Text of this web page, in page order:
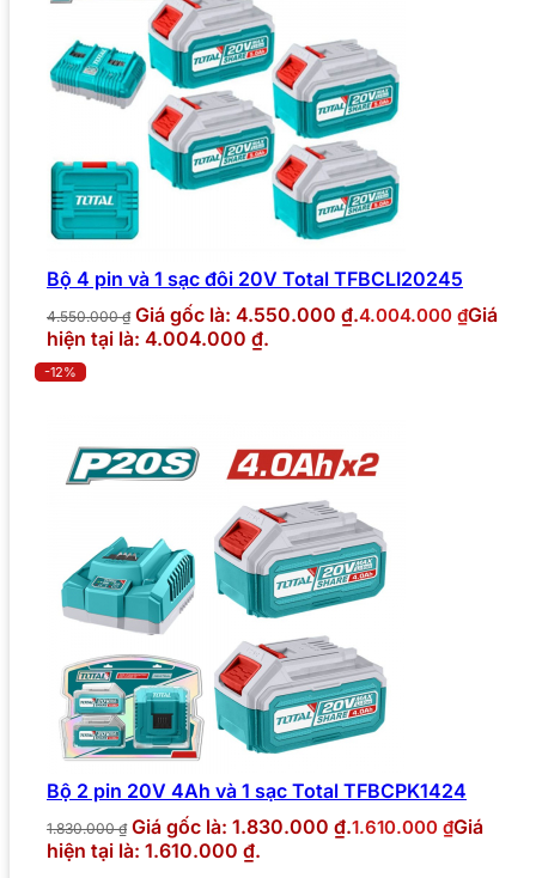
Bộ 4 pin và 1 sạc đôi 20V Total TFBCLI20245
4.550.000₫ Giá gốc là: 4.550.000 ₫.4.004.000 ₫Giá
hiện tại là: 4.004.000 ₫.
-12%
Bộ 2 pin 20V 4Ah và 1 sạc Total TFBCPK1424
1.830.000₫ Giá gốc là: 1.830.000 ₫.1.610.000 ₫Giá
hiện tại là: 1.610.000 ₫.